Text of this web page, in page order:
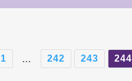
1 … 242 243 244